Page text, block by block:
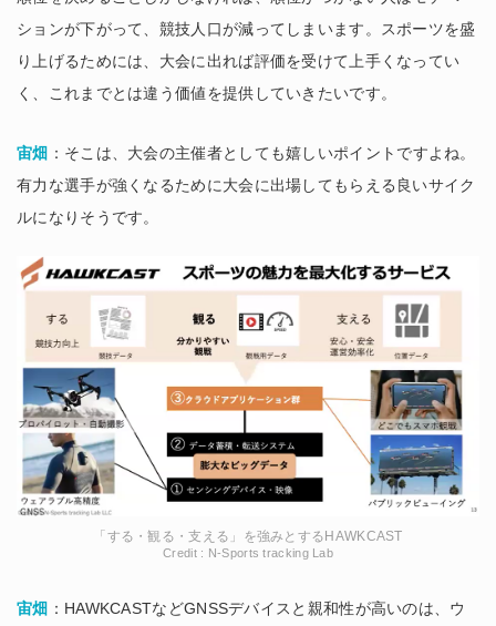
ションが下がって、競技人口が減ってしまいます。スポーツを盛
り上げるためには、大会に出れば評価を受けて上手くなってい
く、これまでとは違う価値を提供していきたいです。
宙畑 ：そこは、大会の主催者としても嬉しいポイントですよね。
有力な選手が強くなるために大会に出場してもらえる良いサイク
ルになりそうです。
「する・観る・支える」を強みとするHAWKCAST
Credit : N-Sports tracking Lab
宙畑 ：HAWKCASTなどGNSSデバイスと親和性が高いのは、ウ